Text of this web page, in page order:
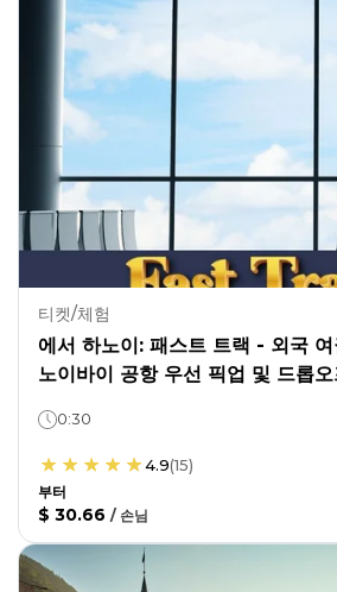
티켓/체험
에서 하노이: 패스트 트랙 - 외국
노이바이 공항 우선 픽업 및 드롭
0:30
4.9(15)
부터
$ 30.66 / 손님